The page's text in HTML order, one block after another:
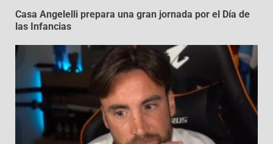
Casa Angelelli prepara una gran jornada por el Día de
las Infancias